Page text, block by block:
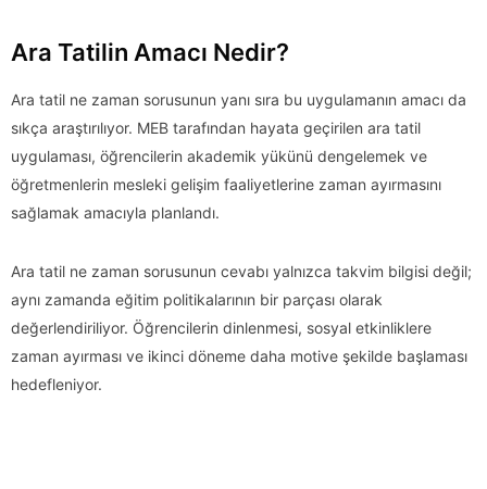
Ara Tatilin Amacı Nedir?
Ara tatil ne zaman sorusunun yanı sıra bu uygulamanın amacı da
sıkça araştırılıyor. MEB tarafından hayata geçirilen ara tatil
uygulaması, öğrencilerin akademik yükünü dengelemek ve
öğretmenlerin mesleki gelişim faaliyetlerine zaman ayırmasını
sağlamak amacıyla planlandı.
Ara tatil ne zaman sorusunun cevabı yalnızca takvim bilgisi değil;
aynı zamanda eğitim politikalarının bir parçası olarak
değerlendiriliyor. Öğrencilerin dinlenmesi, sosyal etkinliklere
zaman ayırması ve ikinci döneme daha motive şekilde başlaması
hedefleniyor.